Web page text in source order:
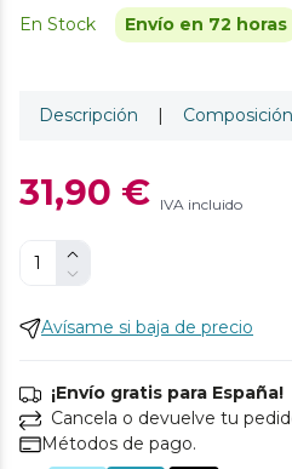
En Stock Envío en 72 horas
Descripción | Composición
31,90 € IVA incluido
Avísame si baja de precio
¡Envío gratis para España!
Cancela o devuelve tu
Métodos de pago.